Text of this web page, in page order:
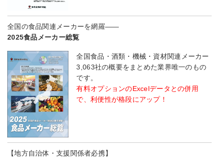
全国の食品関連メーカーを網羅――
2025食品メーカー総覧
全国食品・酒類・機械・資材関連メーカー
3,063社の概要をまとめた業界唯一のもの
です。
有料オプションのExcelデータとの併用
で、利便性が格段にアップ！
【地方自治体・支援関係者必携】